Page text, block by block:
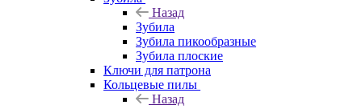
Назад
Зубила
Зубила пикообразные
Зубила плоские
Ключи для патрона
Кольцевые пилы
Назад